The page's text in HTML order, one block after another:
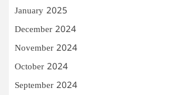
January 2025
December 2024
November 2024
October 2024
September 2024